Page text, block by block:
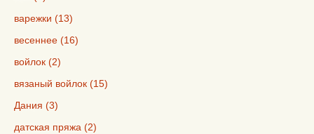
варежки (13)
весеннее (16)
войлок (2)
вязаный войлок (15)
Дания (3)
датская пряжа (2)